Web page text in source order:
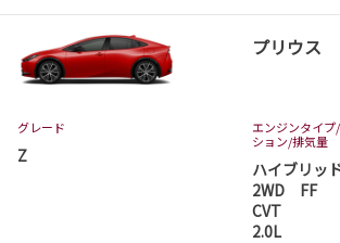
プリウス
グレード
Z
エンジンタイプ
ション/排気量
ハイブリッ
2WD FF
CVT
2.0L